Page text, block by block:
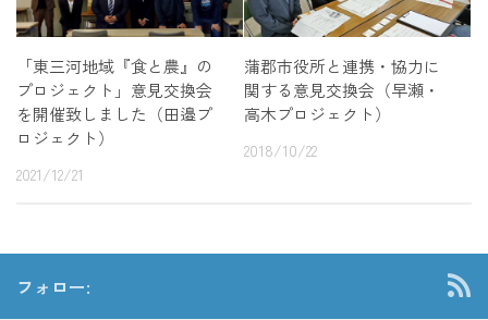
「東三河地域『食と農』の
プロジェクト」意見交換会
を開催致しました（田邉プ
ロジェクト）
2021/12/21
蒲郡市役所と連携・協力に
関する意見交換会（早瀬・
高木プロジェクト）
2018/10/22
フォロー: